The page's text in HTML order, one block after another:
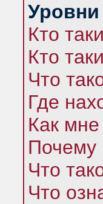
Уровни
Кто
Кто
Что
Где
Как
Почему
Что
Что